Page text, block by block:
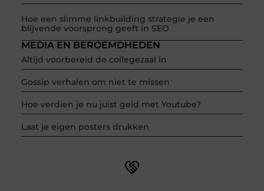
Hoe een slimme linkbuilding strategie je een
blijvende voorsprong geeft in SEO
MEDIA EN BEROEMDHEDEN
Altijd voorbereid de collegezaal in
Gossip verhalen om niet te missen
Hoe verdien je nu juist geld met Youtube?
Laat je eigen posters drukken